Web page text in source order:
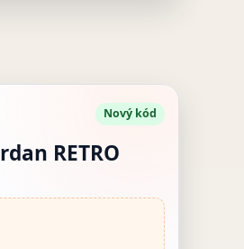
Nový kód
RETRO